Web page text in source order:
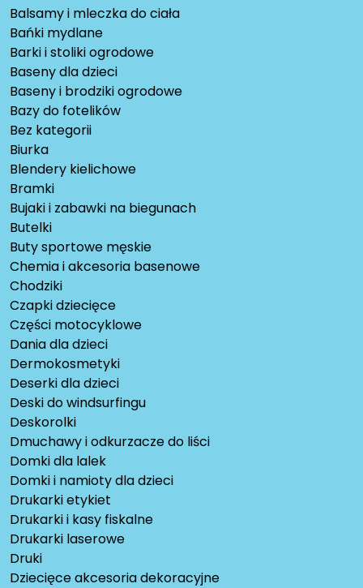
Balsamy i mleczka do ciała
Bańki mydlane
Barki i stoliki ogrodowe
Baseny dla dzieci
Baseny i brodziki ogrodowe
Bazy do fotelików
Bez kategorii
Biurka
Blendery kielichowe
Bramki
Bujaki i zabawki na biegunach
Butelki
Buty sportowe męskie
Chemia i akcesoria basenowe
Chodziki
Czapki dziecięce
Części motocyklowe
Dania dla dzieci
Dermokosmetyki
Deserki dla dzieci
Deski do windsurfingu
Deskorolki
Dmuchawy i odkurzacze do liści
Domki dla lalek
Domki i namioty dla dzieci
Drukarki etykiet
Drukarki i kasy fiskalne
Drukarki laserowe
Druki
Dziecięce akcesoria dekoracyjne